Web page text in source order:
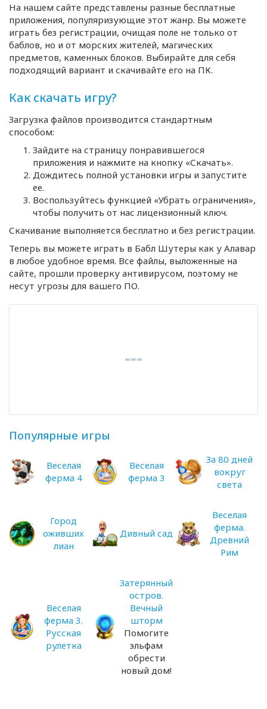
На нашем сайте представлены разные бесплатные
приложения, популяризующие этот жанр. Вы можете
играть без регистрации, очищая поле не только от
баблов, но и от морских жителей, магических
предметов, каменных блоков. Выбирайте для себя
подходящий вариант и скачивайте его на ПК.
Как скачать игру?
Загрузка файлов производится стандартным
способом:
Зайдите на страницу понравившегося
приложения и нажмите на кнопку «Скачать».
Дождитесь полной установки игры и запустите
ее.
Воспользуйтесь функцией «Убрать ограничения»,
чтобы получить от нас лицензионный ключ.
Скачивание выполняется бесплатно и без регистрации.
Теперь вы можете играть в Бабл Шутеры как у Алавар
в любое удобное время. Все файлы, выложенные на
сайте, прошли проверку антивирусом, поэтому не
несут угрозы для вашего ПО.
Популярные игры
Веселая
ферма 4
Веселая
ферма 3
За 80 дней
вокруг
света
Город
оживших
лиан
Дивный сад
Веселая
ферма.
Древний
Рим
Веселая
ферма 3.
Русская
рулетка
Затерянный
остров.
Вечный
шторм
Помогите
эльфам
обрести
новый дом!